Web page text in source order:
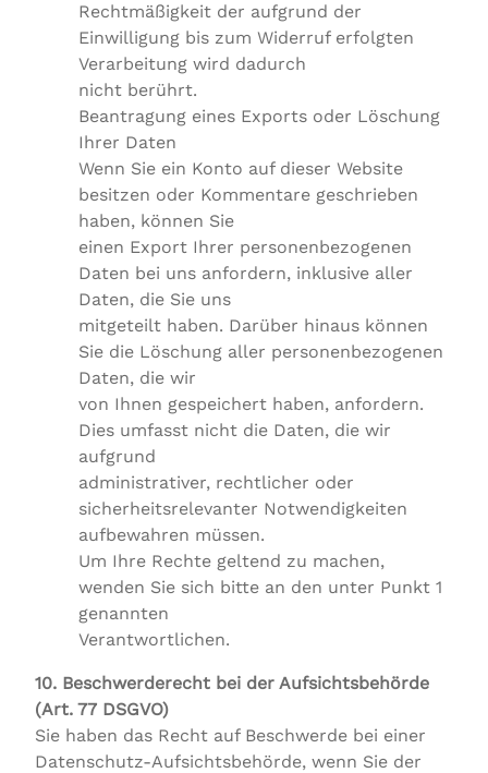
Rechtmäßigkeit der aufgrund der
Einwilligung bis zum Widerruf erfolgten
Verarbeitung wird dadurch
nicht berührt.
Beantragung eines Exports oder Löschung
Ihrer Daten
Wenn Sie ein Konto auf dieser Website
besitzen oder Kommentare geschrieben
haben, können Sie
einen Export Ihrer personenbezogenen
Daten bei uns anfordern, inklusive aller
Daten, die Sie uns
mitgeteilt haben. Darüber hinaus können
Sie die Löschung aller personenbezogenen
Daten, die wir
von Ihnen gespeichert haben, anfordern.
Dies umfasst nicht die Daten, die wir
aufgrund
administrativer, rechtlicher oder
sicherheitsrelevanter Notwendigkeiten
aufbewahren müssen.
Um Ihre Rechte geltend zu machen,
wenden Sie sich bitte an den unter Punkt 1
genannten
Verantwortlichen.
10. Beschwerderecht bei der Aufsichtsbehörde
(Art. 77 DSGVO)
Sie haben das Recht auf Beschwerde bei einer
Datenschutz-Aufsichtsbehörde, wenn Sie der